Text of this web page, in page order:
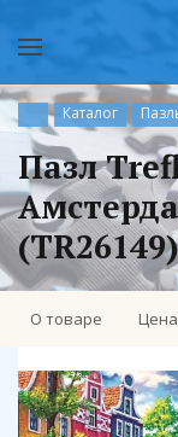
Каталог
Пазл
(TR26149)
О товаре